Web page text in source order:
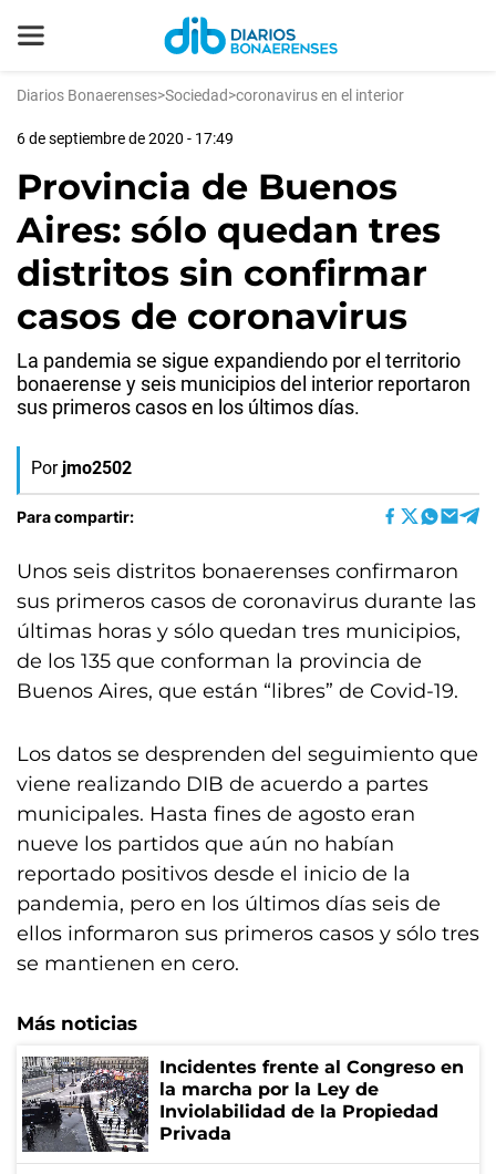
Diarios Bonaerenses>Sociedad>coronavirus en el interior
6 de septiembre de 2020 - 17:49
Provincia de Buenos
Aires: sólo quedan tres
distritos sin confirmar
casos de coronavirus
La pandemia se sigue expandiendo por el territorio
bonaerense y seis municipios del interior reportaron
sus primeros casos en los últimos días.
Por jmo2502
Para compartir:
Unos seis distritos bonaerenses confirmaron
sus primeros casos de coronavirus durante las
últimas horas y sólo quedan tres municipios,
de los 135 que conforman la provincia de
Buenos Aires, que están “libres” de Covid-19.
Los datos se desprenden del seguimiento que
viene realizando DIB de acuerdo a partes
municipales. Hasta fines de agosto eran
nueve los partidos que aún no habían
reportado positivos desde el inicio de la
pandemia, pero en los últimos días seis de
ellos informaron sus primeros casos y sólo tres
se mantienen en cero.
Más noticias
Incidentes frente al Congreso en
la marcha por la Ley de
Inviolabilidad de la Propiedad
Privada